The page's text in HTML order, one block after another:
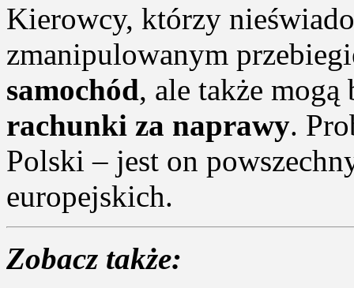
Kierowcy, którzy
zmanipulowanym
samochód, ale także
rachunki za naprawy.
Polski – jest on
europejskich.
Zobacz także: